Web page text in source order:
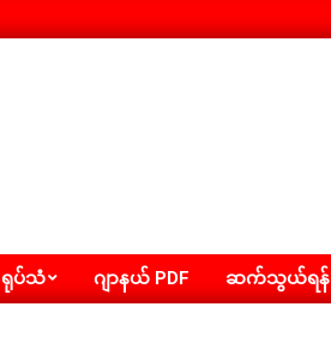
ရုပ်သံ ဂျာနယ် PDF ဆက်သွယ်ရန်